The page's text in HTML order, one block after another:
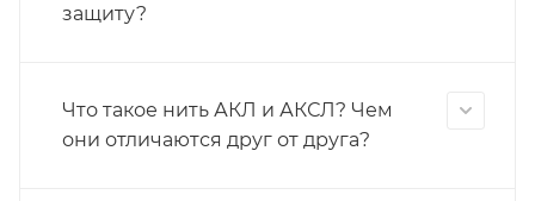
защиту?
Что такое нить АКЛ и АКСЛ? Чем
они отличаются друг от друга?